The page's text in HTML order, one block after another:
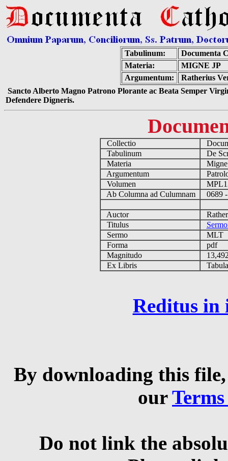
Tabulinum:
Documenta
Materia:
MIGNE JP
Argumentum:
Ratherius
Sancto Alberto Magno Patrono Plorante ac Beata Semper
Defendere Digneris.
Collectio
Tabulinum
De
Materia
Argumentum
Volumen
Ab Columna ad Culumnam
0689
Auctor
Titulus
Sermo
MLT
Forma
pdf
Magnitudo
Ex Libris
Reditus in
By downloading this
our
Do not link the